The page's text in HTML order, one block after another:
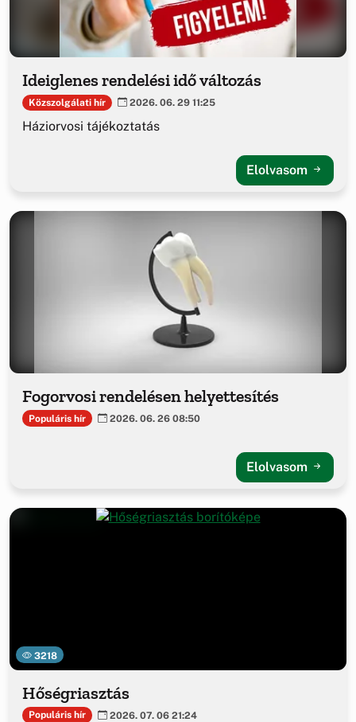
Ideiglenes rendelési idő változás
Közszolgálati hír 2026. 06. 29 11:25
Háziorvosi tájékoztatás
Elolvasom
Fogorvosi rendelésen helyettesítés
Populáris hír 2026. 06. 26 08:50
Elolvasom
3218
Hőségriasztás
Populáris hír 2026. 07. 06 21:24